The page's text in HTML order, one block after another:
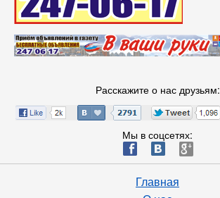
Расскажите о нас друзьям:
Мы в соцсетях:
ä æ è
Главная